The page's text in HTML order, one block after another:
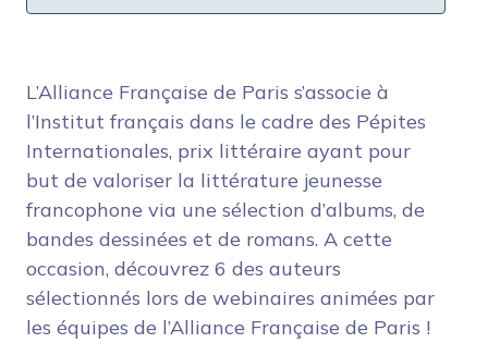
L’Alliance Française de Paris s’associe à
l’Institut français dans le cadre des Pépites
Internationales, prix littéraire ayant pour
but de valoriser la littérature jeunesse
francophone via une sélection d’albums, de
bandes dessinées et de romans. A cette
occasion, découvrez 6 des auteurs
sélectionnés lors de webinaires animées par
les équipes de l’Alliance Française de Paris !